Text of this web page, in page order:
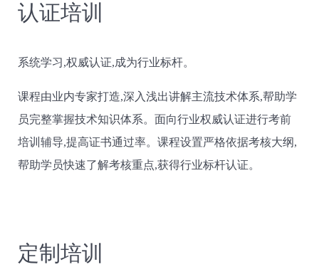
认证培训
系统学习,权威认证,成为行业标杆。
课程由业内专家打造,深入浅出讲解主流技术体系,帮助学
员完整掌握技术知识体系。面向行业权威认证进行考前
培训辅导,提高证书通过率。课程设置严格依据考核大纲,
帮助学员快速了解考核重点,获得行业标杆认证。
定制培训